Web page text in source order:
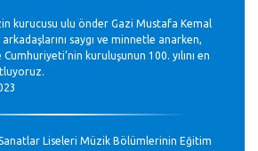
kurucusu ulu önder Gazi Mustafa Kemal
saygı ve minnetle anarken,
kuruluşunun 100. yılını en
Liseleri Müzik Bölümlerinin Eğitim